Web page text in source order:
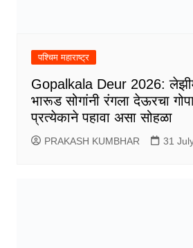
पश्चिम महाराष्ट्र
Gopalkala Deur 2026:
भारूड सोगांनी रंगला देऊरचा
प्रत्येकाने पहावा असा सोहळा
PRAKASH KUMBHAR 31